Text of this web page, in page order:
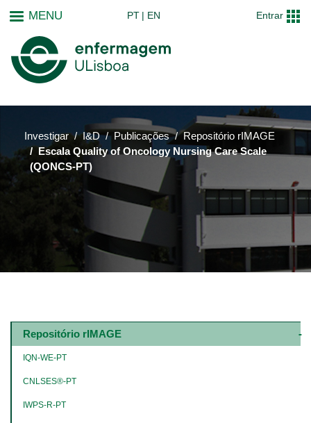
MENU PT EN Entrar
Investigar I&D Publicações
Repositório rIMAGE
Escala Quality of Oncology Nursing Care Scale
(QONCS-PT)
Main
navigation
Repositório rIMAGE
IQN-WE-PT
CNLSES®-PT
IWPS-R-PT